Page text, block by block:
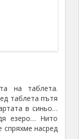
Точно тук на
и други разни
метра, няколко
места